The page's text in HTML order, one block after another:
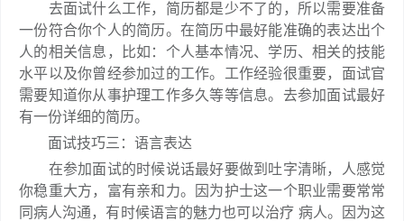
去面试什么工作，简历都是少不了的，所以需要准备
一份符合你个人的简历。在简历中最好能准确的表达出个
人的相关信息，比如：个人基本情况、学历、相关的技能
水平以及你曾经参加过的工作。工作经验很重要，面试官
需要知道你从事护理工作多久等等信息。去参加面试最好
有一份详细的简历。
面试技巧三：语言表达
在参加面试的时候说话最好要做到吐字清晰，人感觉
你稳重大方，富有亲和力。因为护士这一个职业需要常常
同病人沟通，有时候语言的魅力也可以治疗 病人。因为这